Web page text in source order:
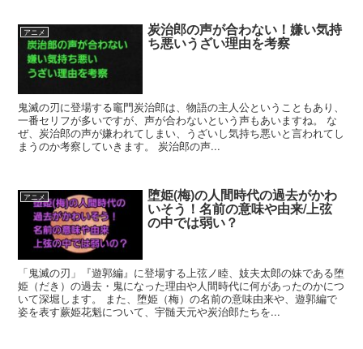
アニメ 炭治郎の声が合わない！嫌い気持
ち悪いうざい理由を考察
鬼滅の刃に登場する竈門炭治郎は、物語の主人公ということもあり、
一番セリフが多いですが、声が合わないという声もあいますね。 な
ぜ、炭治郎の声が嫌われてしまい、うざいし気持ち悪いと言われてし
まうのか考察していきます。 炭治郎の声...
アニメ 堕姫(梅)の人間時代の過去がかわ
いそう！名前の意味や由来/上弦
の中では弱い？
「鬼滅の刃」『遊郭編』に登場する上弦ノ睦、妓夫太郎の妹である堕
姫（だき）の過去・鬼になった理由や人間時代に何があったのかにつ
いて深堀します。 また、堕姫（梅）の名前の意味由来や、遊郭編で
姿を表す蕨姫花魁について、宇髄天元や炭治郎たちを...